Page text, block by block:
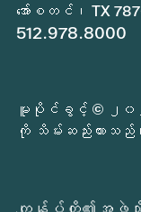
အော်စတင်၊ TX
512.978.8000
မူပိုင်ခွင့် © ၂၀၂
ကို သိမ်းဆည်းထားသ